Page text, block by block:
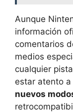
Aunque
información
comentarios
medios
cualquier
estar atento a
nuevos